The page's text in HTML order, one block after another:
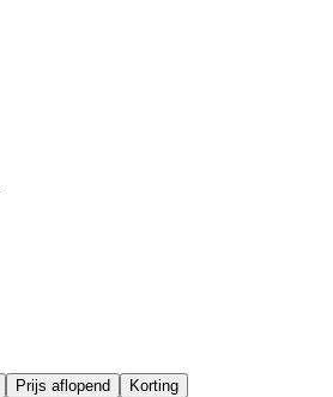
Prijs aflopend Korting